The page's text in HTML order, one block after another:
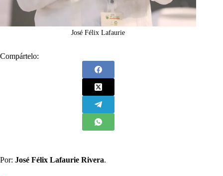
José Félix Lafaurie
Compártelo:
Por: José Félix Lafaurie Rivera.